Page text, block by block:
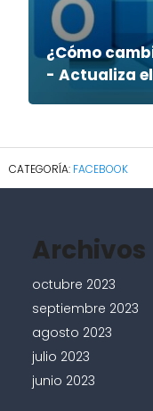
¿Cómo
- Actualiza
FACEBOOK
Archivos
octubre 2023
septiembre 2023
agosto 2023
julio 2023
junio 2023